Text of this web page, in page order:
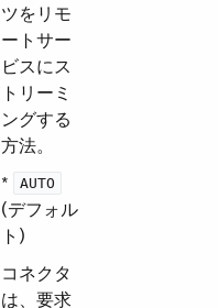
ツをリモ
ートサー
ビスにス
トリーミ
ングする
方法。
*
AUTO
(デフォル
ト)
コネクタ
は、要求